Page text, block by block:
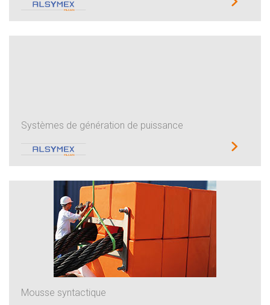
Systèmes de génération de puissance
Mousse syntactique